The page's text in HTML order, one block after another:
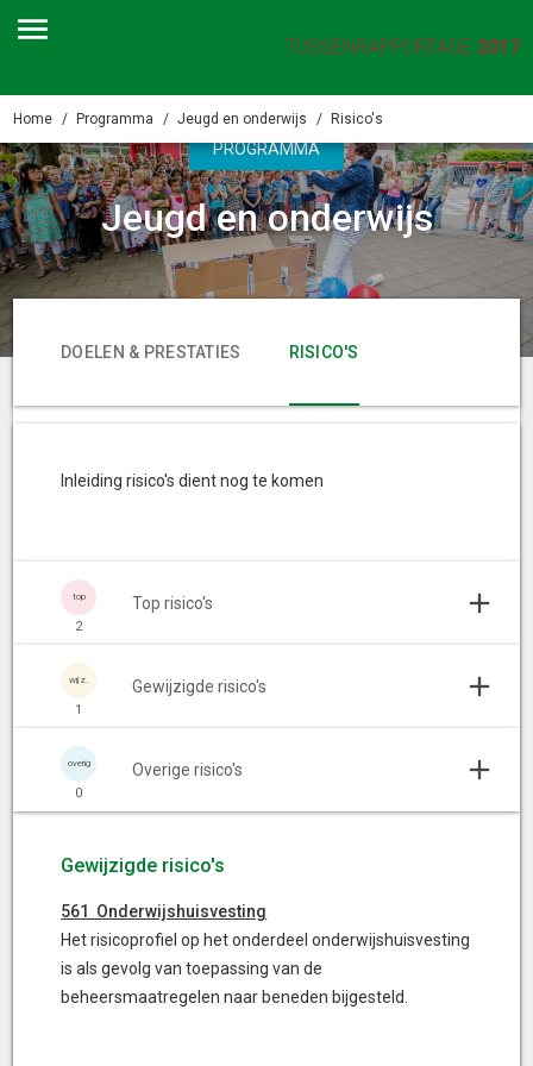
TUSSENRAPPORTAGE 2017
Home Programma Jeugd en onderwijs Risico's
PROGRAMMA
Jeugd en onderwijs
DOELEN & PRESTATIES RISICO'S
Inleiding risico's dient nog te komen
2
Top risico's
1
Gewijzigde risico's
0
Overige risico's
Gewijzigde risico's
561 Onderwijshuisvesting
Het risicoprofiel op het onderdeel onderwijshuisvesting
is als gevolg van toepassing van de
beheersmaatregelen naar beneden bijgesteld.